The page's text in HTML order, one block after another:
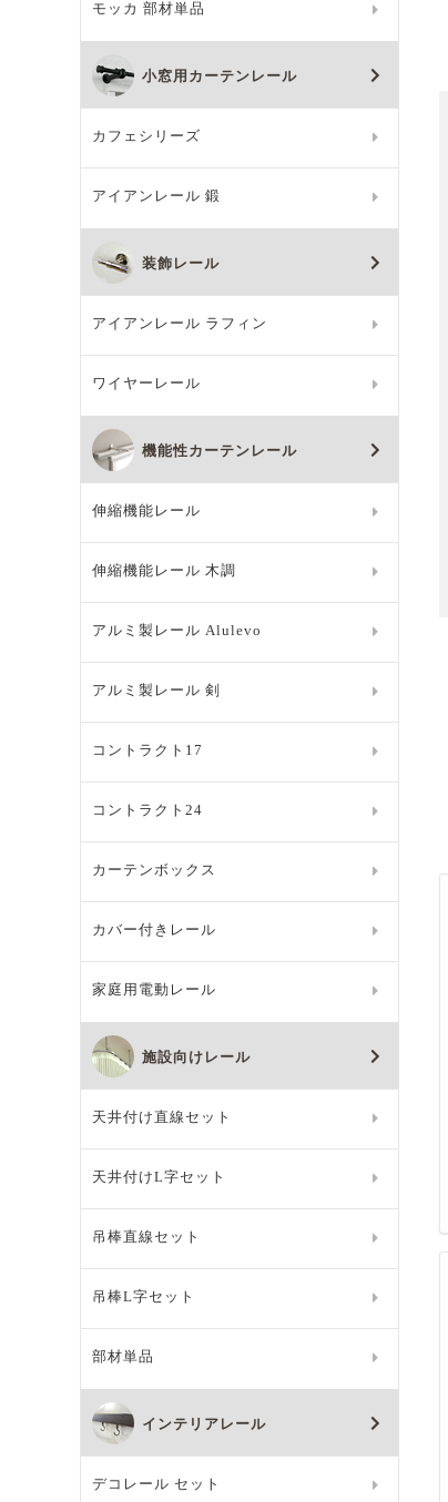
モッカ 部材単品
小窓用カーテンレール
カフェシリーズ
アイアンレール 鍛
装飾レール
アイアンレール ラフィン
ワイヤーレール
機能性カーテンレール
伸縮機能レール
伸縮機能レール 木調
アルミ製レール Alulevo
アルミ製レール 剣
コントラクト17
コントラクト24
カーテンボックス
カバー付きレール
家庭用電動レール
施設向けレール
天井付け直線セット
天井付けL字セット
吊棒直線セット
吊棒L字セット
部材単品
インテリアレール
デコレール セット